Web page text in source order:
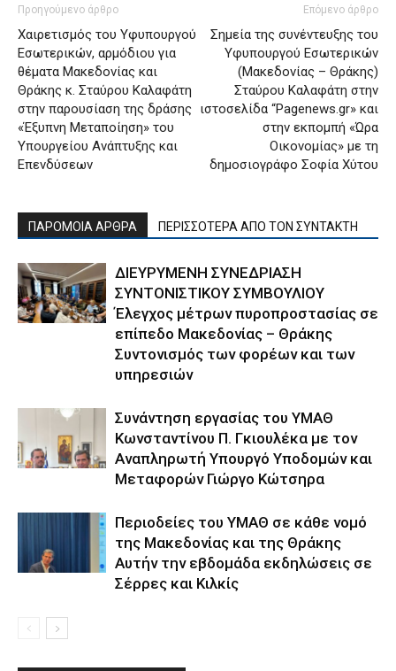
Προηγούμενο άρθρο
Χαιρετισμός του Υφυπουργού
Εσωτερικών, αρμόδιου για
θέματα Μακεδονίας και
Θράκης κ. Σταύρου Καλαφάτη
στην παρουσίαση της δράσης
«Έξυπνη Μεταποίηση» του
Υπουργείου Ανάπτυξης και
Επενδύσεων
Επόμενο άρθρο
Σημεία της συνέντευξης του
Υφυπουργού Εσωτερικών
(Μακεδονίας – Θράκης)
Σταύρου Καλαφάτη στην
ιστοσελίδα “Pagenews.gr» και
στην εκπομπή «Ώρα
Οικονομίας» με τη
δημοσιογράφο Σοφία Χύτου
ΠΑΡΟΜΟΙΑ ΑΡΘΡΑ ΠΕΡΙΣΣΟΤΕΡΑ ΑΠΟ ΤΟΝ ΣΥΝΤΑΚΤΗ
ΔΙΕΥΡΥΜΕΝΗ ΣΥΝΕΔΡΙΑΣΗ
ΣΥΝΤΟΝΙΣΤΙΚΟΥ ΣΥΜΒΟΥΛΙΟΥ
Έλεγχος μέτρων πυροπροστασίας σε
επίπεδο Μακεδονίας – Θράκης
Συντονισμός των φορέων και των
υπηρεσιών
Συνάντηση εργασίας του ΥΜΑΘ
Κωνσταντίνου Π. Γκιουλέκα με τον
Αναπληρωτή Υπουργό Υποδομών και
Μεταφορών Γιώργο Κώτσηρα
Περιοδείες του ΥΜΑΘ σε κάθε νομό
της Μακεδονίας και της Θράκης
Αυτήν την εβδομάδα εκδηλώσεις σε
Σέρρες και Κιλκίς